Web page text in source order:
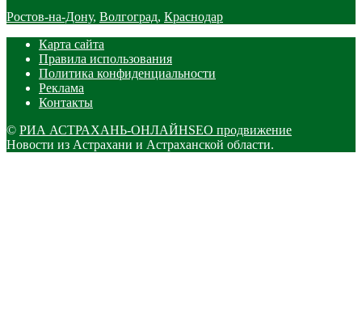
Ростов-на-Дону, Волгоград, Краснодар
Карта сайта
Правила использования
Политика конфиденциальности
Реклама
Контакты
© РИА АСТРАХАНЬ-ОНЛАЙНSEO продвижение
Новости из Астрахани и Астраханской области.